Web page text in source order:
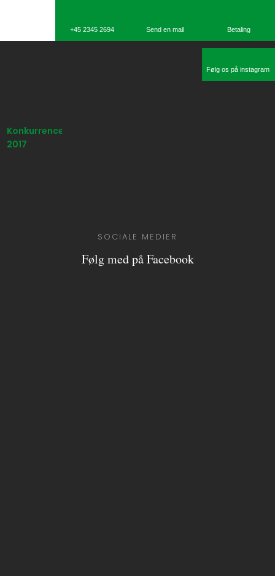
​+45 2345 2694 Send en mail Betaling​
Følg os på instagram
Konkurrence
2017
SOCIALE MEDIER
Følg med på Facebook